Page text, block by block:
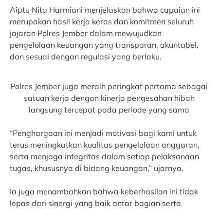
Aiptu Nita Harmiani menjelaskan bahwa capaian ini
merupakan hasil kerja keras dan komitmen seluruh
jajaran Polres Jember dalam mewujudkan
pengelolaan keuangan yang transparan, akuntabel,
dan sesuai dengan regulasi yang berlaku.
Polres Jember juga meraih peringkat pertama sebagai
satuan kerja dengan kinerja pengesahan hibah
langsung tercepat pada periode yang sama
“Penghargaan ini menjadi motivasi bagi kami untuk
terus meningkatkan kualitas pengelolaan anggaran,
serta menjaga integritas dalam setiap pelaksanaan
tugas, khususnya di bidang keuangan,” ujarnya.
Ia juga menambahkan bahwa keberhasilan ini tidak
lepas dari sinergi yang baik antar bagian serta